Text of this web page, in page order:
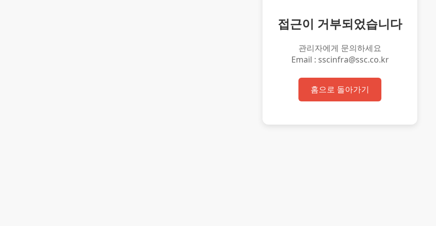
접근이 거부되었습니다
관리자에게 문의하세요
Email : sscinfra@ssc.co.kr
홈으로 돌아가기